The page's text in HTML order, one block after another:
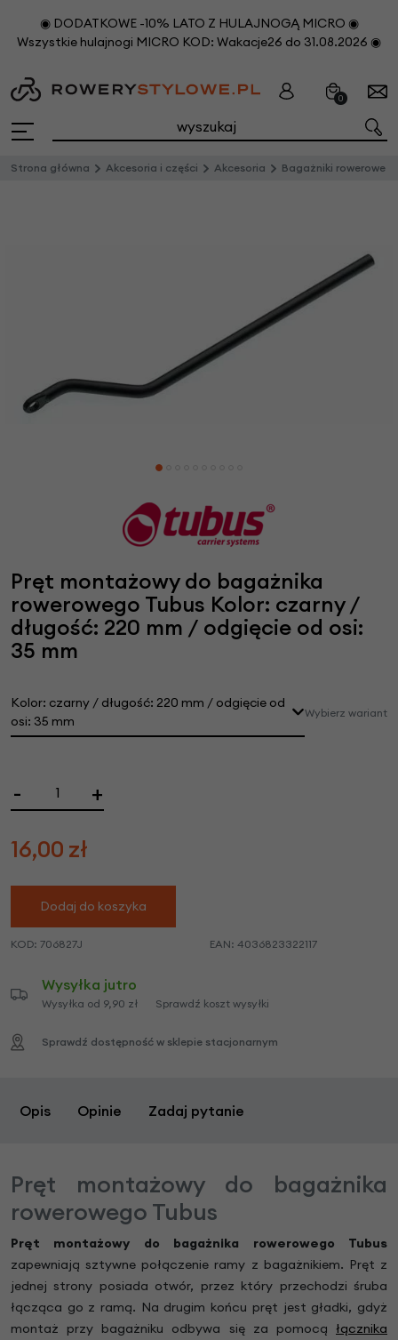
◉ DODATKOWE -10% LATO Z HULAJNOGĄ MICRO ◉
Wszystkie hulajnogi MICRO KOD: Wakacje26 do 31.08.2026 ◉
0
Strona główna Akcesoria i części Akcesoria Bagażniki rowerowe
Pręt montażowy do bagażnika
rowerowego Tubus Kolor: czarny /
długość: 220 mm / odgięcie od osi:
35 mm
Kolor: czarny / długość: 220 mm / odgięcie od
osi: 35 mm
Wybierz wariant
- +
16,00 zł
Dodaj do koszyka
KOD: 706827J EAN: 4036823322117
Wysyłka jutro
Wysyłka od 9,90 zł Sprawdź koszt wysyłki
Sprawdź dostępność w sklepie stacjonarnym
Opis Opinie Zadaj pytanie
Pręt montażowy do bagażnika
rowerowego Tubus
Pręt montażowy do bagażnika rowerowego Tubus
zapewniają sztywne połączenie ramy z bagażnikiem. Pręt z
jednej strony posiada otwór, przez który przechodzi śruba
łącząca go z ramą. Na drugim końcu pręt jest gładki, gdyż
montaż przy bagażniku odbywa się za pomocą łącznika